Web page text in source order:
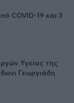
COVID-19 και 3
Υγείας της
Γεωργιάδη